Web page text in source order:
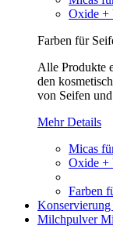
Oxide +
Farben für
Alle Produkte
den
von Seifen
Mehr Details
Micas
Oxide +
Farben
Konservierung
Milchpulver